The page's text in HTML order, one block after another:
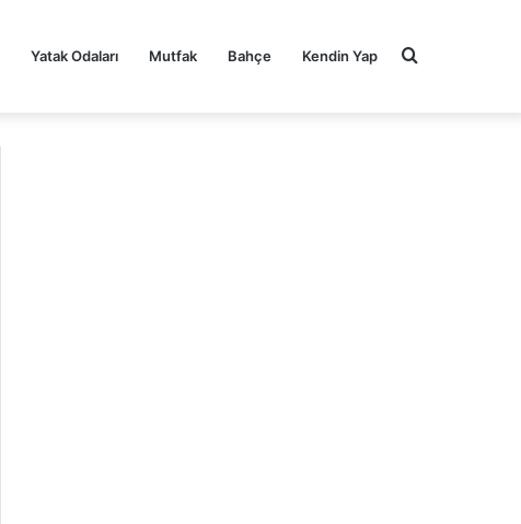
Yatak Odaları Mutfak Bahçe Kendin Yap Arama